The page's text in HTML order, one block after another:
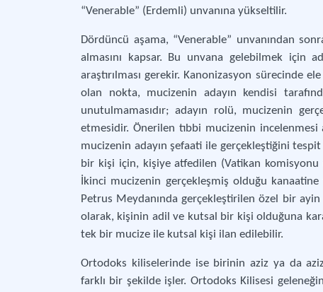
“Venerable” (Erdemli) unvanına yükseltilir.
Dördüncü aşama, “Venerable” unvanından
almasını kapsar. Bu unvana gelebilmek için
araştırılması gerekir. Kanonizasyon sürecinde
olan nokta, mucizenin adayın kendisi
unutulmamasıdır; adayın rolü, mucizenin
etmesidir. Önerilen tıbbi mucizenin
mucizenin adayın şefaati ile gerçekleştiğini
bir kişi için, kişiye atfedilen (Vatikan komisyonu
İkinci mucizenin gerçekleşmiş olduğu
Petrus Meydanında gerçekleştirilen özel bir
olarak, kişinin adil ve kutsal bir kişi olduğuna
tek bir mucize ile kutsal kişi ilan edilebilir.
Ortodoks kiliselerinde ise birinin aziz ya da
farklı bir şekilde işler. Ortodoks Kilisesi